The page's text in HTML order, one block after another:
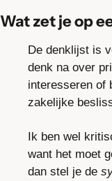
Wat zet je op
De denklijst is
denk na over
interesseren of
zakelijke
Ik ben wel
want het moet
dan stel je de